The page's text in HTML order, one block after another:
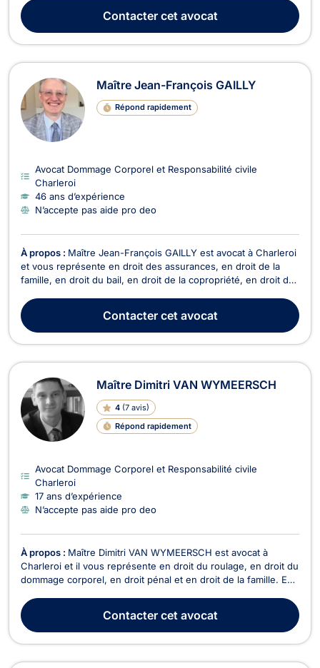
Monique DUMONCEAUX vous propose ses compétences en
matière de droit du roulage. Elle intervient en c...
Contactercet avocat
Maître Jean-François GAILLY
Répond rapidement
Avocat Dommage Corporel et Responsabilité civile
Charleroi
46 ans d’expérience
N’accepte pas aide pro deo
À propos : Maître Jean-François GAILLY est avocat à Charleroi
et vous représente en droit des assurances, en droit de la
famille, en droit du bail, en droit de la copropriété, en droit des
intervient en droit des assurances pour le règlement de vos
litiges en cas de sinistre,...
Contactercet avocat
Maître Dimitri VAN WYMEERSCH
4 (7 avis)
Répond rapidement
Avocat Dommage Corporel et Responsabilité civile
Charleroi
17 ans d’expérience
N’accepte pas aide pro deo
À propos : Maître Dimitri VAN WYMEERSCH est avocat à
Charleroi et il vous représente en droit du roulage, en droit du
dommage corporel, en droit pénal et en droit de la famille. En
mesure d'intervenir en cas d'excès de vitesse, de conduite en
état d'alcoolémie, de conduite sans pe...
Contactercet avocat